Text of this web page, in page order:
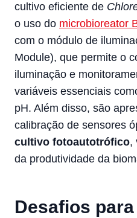
cultivo eficiente de
o uso do microbioreator
com o módulo de
Module), que permite o
iluminação e
variáveis essenciais
pH. Além disso, são
calibração de sensores
cultivo fotoautotrófico,
da produtividade da
Desafios